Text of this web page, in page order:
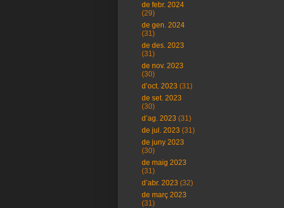
de febr. 2024
(29)
de gen. 2024
(31)
de des. 2023
(31)
de nov. 2023
(30)
d’oct. 2023 (31)
de set. 2023
(30)
d’ag. 2023 (31)
de jul. 2023 (31)
de juny 2023
(30)
de maig 2023
(31)
d’abr. 2023 (32)
de març 2023
(31)